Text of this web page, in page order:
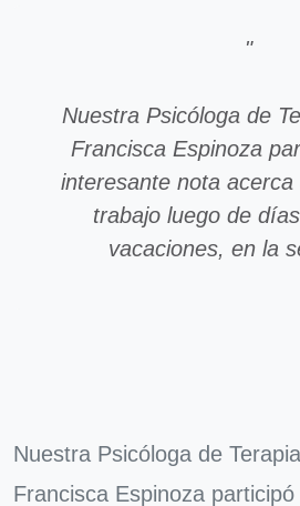
"
Nuestra Psicóloga de
Francisca Espinoza
interesante nota acerca
trabajo luego de
vacaciones, en la
Nuestra Psicóloga de
Francisca Espinoza